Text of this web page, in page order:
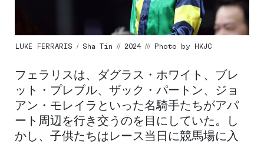
LUKE FERRARIS / Sha Tin // 2024 /// Photo by HKJC
フェラリスは、ダグラス・ホワイト、ブレ
ット・プレブル、ザック・パートン、ジョ
アン・モレイラといった名騎手たちがアパ
ート周辺を行き交うのを目にしていた。し
かし、子供たちはレース当日に競馬場に入